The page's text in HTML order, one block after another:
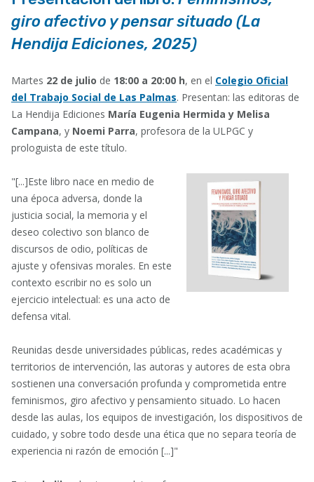
giro afectivo y pensar situado (La
Hendija Ediciones, 2025)
Martes 22 de julio de 18:00 a 20:00 h, en el Colegio Oficial
del Trabajo Social de Las Palmas. Presentan: las editoras de
La Hendija Ediciones María Eugenia Hermida y Melisa
Campana, y Noemi Parra, profesora de la ULPGC y
prologuista de este título.
"[...]Este libro nace en medio de
una época adversa, donde la
justicia social, la memoria y el
deseo colectivo son blanco de
discursos de odio, políticas de
ajuste y ofensivas morales. En este
contexto escribir no es solo un
ejercicio intelectual: es una acto de
defensa vital.
Reunidas desde universidades públicas, redes académicas y
territorios de intervención, las autoras y autores de esta obra
sostienen una conversación profunda y comprometida entre
feminismos, giro afectivo y pensamiento situado. Lo hacen
desde las aulas, los equipos de investigación, los dispositivos de
cuidado, y sobre todo desde una ética que no separa teoría de
experiencia ni razón de emoción [...]"